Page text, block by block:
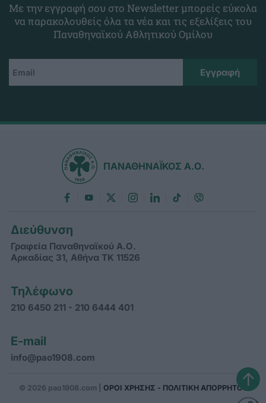
Με την εγγραφή σου στο Newsletter μπορείς εύκολα
να παρακολουθείς όλα τα νέα και τις εξελίξεις του
Παναθηναϊκού Αθλητικού Ομίλου
ΠΑΝΑΘΗΝΑΪΚΟΣ Α.Ο.
Διεύθυνση
Γραφεία Παναθηναϊκού Α.Ο.
Αρκαδίας 31, Αθήνα ΤΚ 11526
Τηλέφωνο
210 6450 211 - 210 6444 401
E-mail
info@pao1908.com
© 2026 pao1908.com | ΟΡΟΙ ΧΡΗΣΗΣ - ΠΟΛΙΤΙΚΗ ΑΠΟΡΡΗΤΟΥ↑